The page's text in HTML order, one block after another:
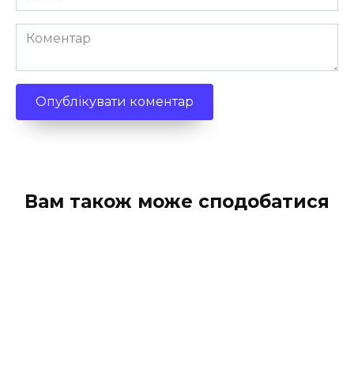
*
Коментар
Вам також може сподобатися